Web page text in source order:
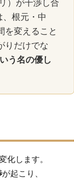
）が干渉し合
根元・中
を変えること
りだけでな
う名の優し
化します。
が起こり、
髪が硬い
髪質改善失敗